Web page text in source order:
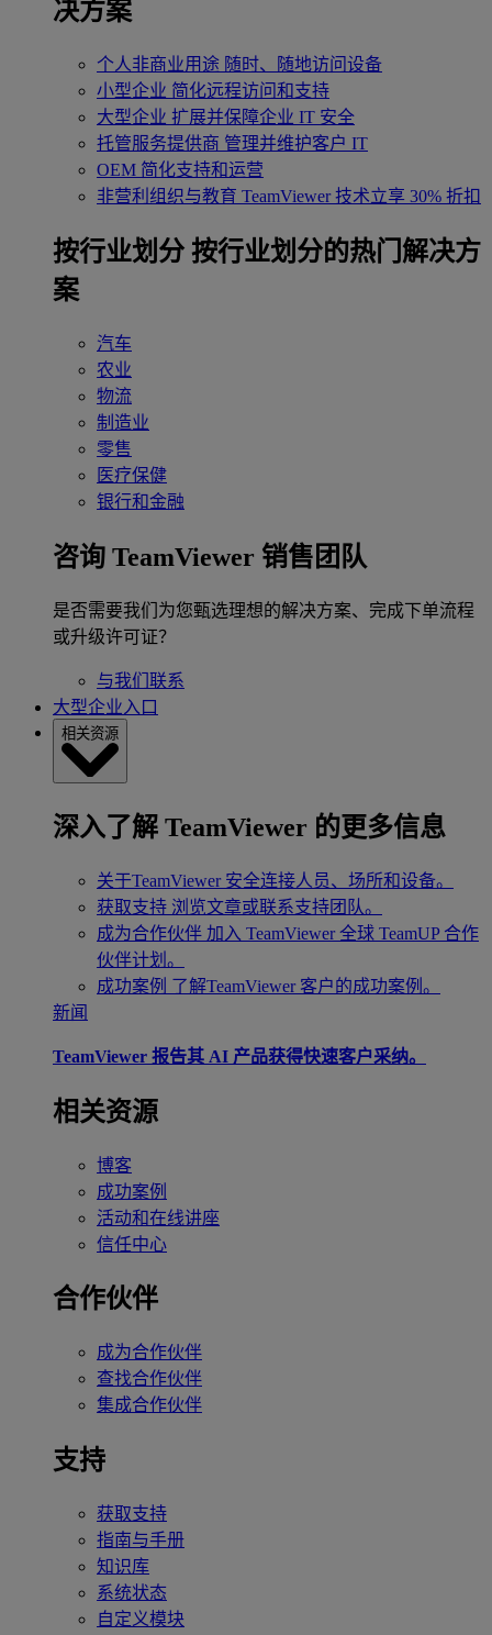
决方案
个人非商业用途 随时、随地访问设备
小型企业 简化远程访问和支持
大型企业 扩展并保障企业 IT 安全
托管服务提供商 管理并维护客户 IT
OEM 简化支持和运营
非营利组织与教育 TeamViewer 技术立享 30% 折扣
‌按行业划分 按行业划分的热门解决方
案
汽车
农业
物流
制造业
零售
医疗保健
银行和金融
咨询 TeamViewer 销售团队
是否需要我们为您甄选理想的解决方案、完成下单流程
或升级许可证？
与我们联系
大型企业入口
相关资源
深入了解 TeamViewer 的更多信息
关于TeamViewer 安全连接人员、场所和设备。
获取支持 浏览文章或联系支持团队。
成为合作伙伴 加入 TeamViewer 全球 TeamUP 合作
伙伴计划。
成功案例 了解TeamViewer 客户的成功案例。
新闻
TeamViewer 报告其 AI 产品获得快速客户采纳。
相关资源
博客
成功案例
活动和在线讲座
信任中心
合作伙伴
成为合作伙伴
查找合作伙伴
集成合作伙伴
支持
获取支持
指南与手册
知识库
系统状态
自定义模块